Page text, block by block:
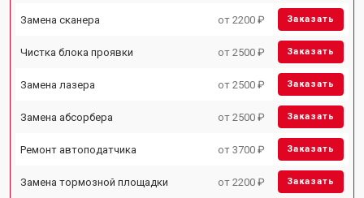
Замена сканера от 2200 ₽ Заказать
Чистка блока проявки от 2500 ₽ Заказать
Замена лазера от 2500 ₽ Заказать
Замена абсорбера от 2500 ₽ Заказать
Ремонт автоподатчика от 3700 ₽ Заказать
Замена тормозной площадки от 2200 ₽ Заказать